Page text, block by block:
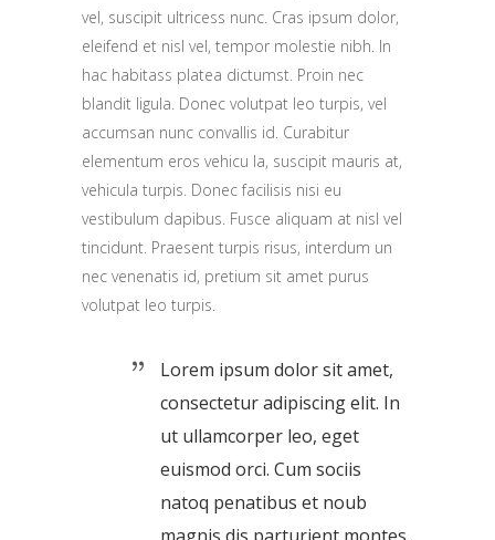
vel, suscipit ultricess nunc. Cras ipsum dolor,
eleifend et nisl vel, tempor molestie nibh. In
hac habitass platea dictumst. Proin nec
blandit ligula. Donec volutpat leo turpis, vel
accumsan nunc convallis id. Curabitur
elementum eros vehicu la, suscipit mauris at,
vehicula turpis. Donec facilisis nisi eu
vestibulum dapibus. Fusce aliquam at nisl vel
tincidunt. Praesent turpis risus, interdum un
nec venenatis id, pretium sit amet purus
volutpat leo turpis.
Lorem ipsum dolor sit amet,
consectetur adipiscing elit. In
ut ullamcorper leo, eget
euismod orci. Cum sociis
natoq penatibus et noub
magnis dis parturient montes,